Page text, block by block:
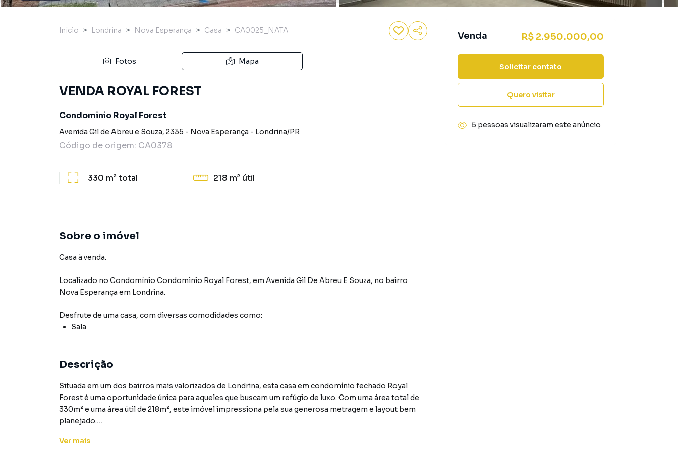
Início Londrina Nova Esperança Casa CA0025_NATA
Fotos Mapa
VENDA ROYAL FOREST
Condominio Royal Forest
Avenida Gil de Abreu e Souza, 2335 - Nova Esperança - Londrina/PR
Código de origem: CA0378
330 m²total 218 m² útil
Sobre o imóvel
Casa à venda.
Localizado no Condomínio Condominio Royal Forest, em Avenida Gil De Abreu E Souza, no bairro
Nova Esperança em Londrina.
Desfrute de uma casa, com diversas comodidades como:
Sala
Descrição
Situada em um dos bairros mais valorizados de Londrina, esta casa em condomínio fechado Royal
Forest é uma oportunidade única para aqueles que buscam um refúgio de luxo. Com uma área total de
330m² e uma área útil de 218m², este imóvel impressiona pela sua generosa metragem e layout bem
planejado.
A propriedade conta com uma ampla sala, espaço ideal para receber amigos e familiares com
Ver mais
Venda R$ 2.950.000,00
Solicitar contato
Quero visitar
5 pessoas visualizaram este anúncio